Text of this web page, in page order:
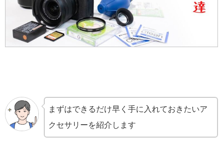
まずはできるだけ早く手に入れておきたいア
クセサリーを紹介します